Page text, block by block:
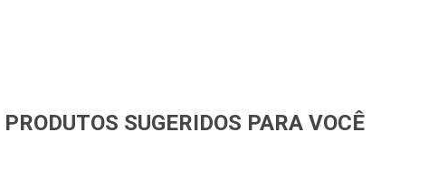
PRODUTOS SUGERIDOS PARA VOCÊ